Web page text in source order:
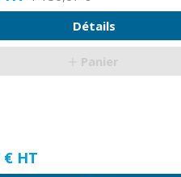
Détails
Panier
€ HT